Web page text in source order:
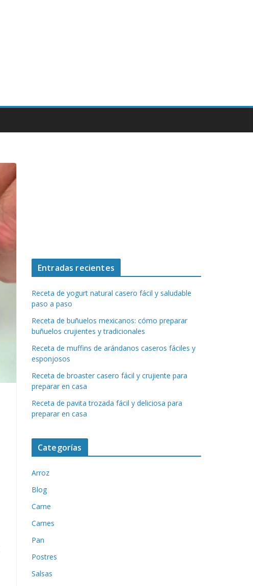
Entradas recientes
Receta de yogurt natural casero fácil y saludable
paso a paso
Receta de buñuelos mexicanos: cómo preparar
buñuelos crujientes y tradicionales
Receta de muffins de arándanos caseros fáciles y
esponjosos
Receta de broaster casero fácil y crujiente para
preparar en casa
Receta de pavita trozada fácil y deliciosa para
preparar en casa
Categorías
Arroz
Blog
Carne
Carnes
Pan
Postres
Salsas